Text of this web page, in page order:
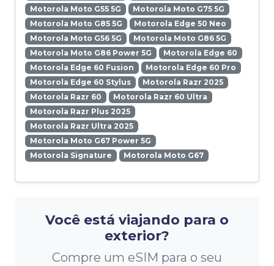
Motorola Moto G55 5G
Motorola Moto G75 5G
Motorola Moto G85 5G
Motorola Edge 50 Neo
Motorola Moto G56 5G
Motorola Moto G86 5G
Motorola Moto G86 Power 5G
Motorola Edge 60
Motorola Edge 60 Fusion
Motorola Edge 60 Pro
Motorola Edge 60 Stylus
Motorola Razr 2025
Motorola Razr 60
Motorola Razr 60 Ultra
Motorola Razr Plus 2025
Motorola Razr Ultra 2025
Motorola Moto G67 Power 5G
Motorola Signature
Motorola Moto G67
Você está viajando para o
exterior?
Compre um eSIM para o seu